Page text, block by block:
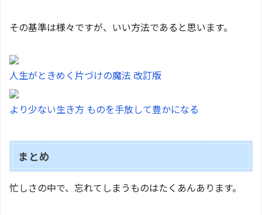
その基準は様々ですが、いい方法であると思います。
人生がときめく片づけの魔法 改訂版
より少ない生き方 ものを手放して豊かになる
まとめ
忙しさの中で、忘れてしまうものはたくあんあります。